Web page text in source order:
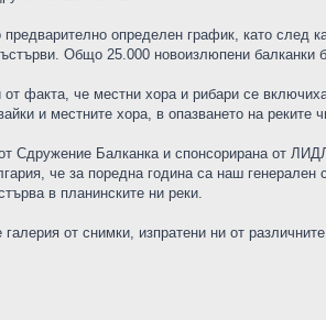
определен график, като след
Общо 25.000 новоизлюпени балканки
факта, че местни хора и рибари се
и местните хора, в опазването на реките
Сдружение Балканка и спонсорирана от
че за поредна година са наш генерален
в планинските ни реки.
от снимки, изпратени ни от